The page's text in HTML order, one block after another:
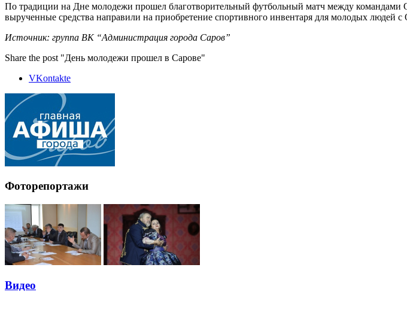
По традиции на Дне молодежи прошел благотворительный футбольный матч между
вырученные средства направили на приобретение спортивного инвентаря для молодых людей
Источник: группа ВК “Администрация города Саров”
Share the post "День молодежи прошел в Сарове"
VKontakte
Фоторепортажи
Видео